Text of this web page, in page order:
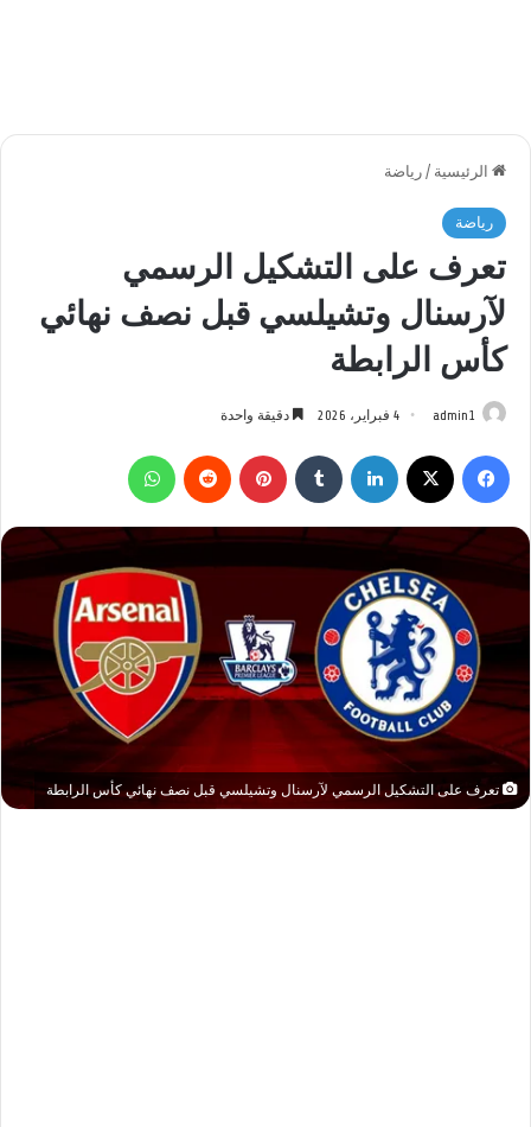
الرئيسية / رياضة
رياضة
تعرف على التشكيل الرسمي
لآرسنال وتشيلسي قبل نصف نهائي
كأس الرابطة
admin1 4 فبراير، 2026 دقيقة واحدة
فيسبوك لينكدإن بينتيريست
تعرف على التشكيل الرسمي لآرسنال وتشيلسي قبل نصف نهائي كأس الرابطة